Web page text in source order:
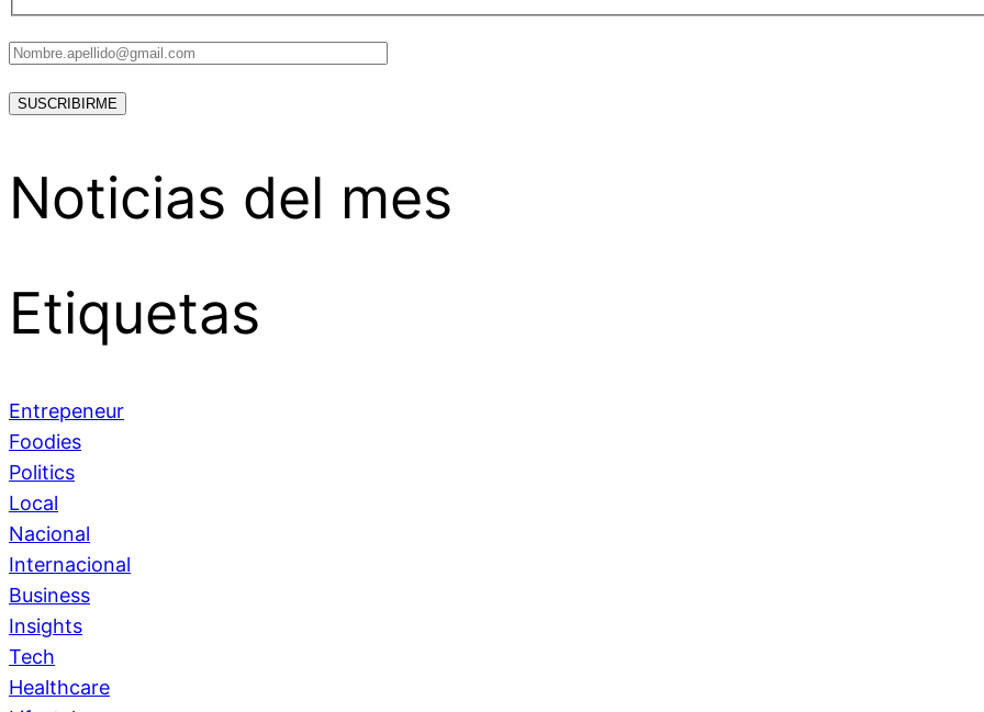
Noticias del mes
Etiquetas
Entrepeneur
Foodies
Politics
Local
Nacional
Internacional
Business
Insights
Tech
Healthcare